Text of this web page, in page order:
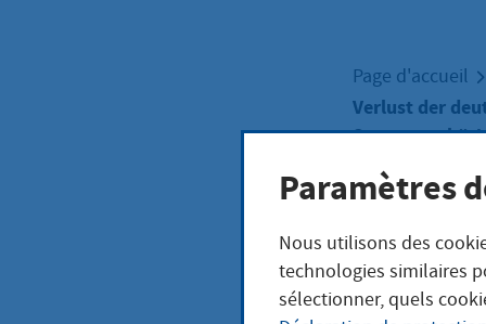
Page d'accueil
Verlust der
Paramètres
Nous utilisons des
technologies similaires
sélectionner, quels